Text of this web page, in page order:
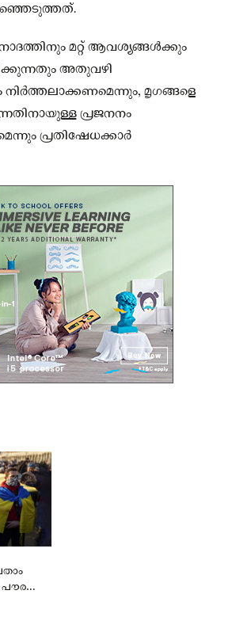
മറ്റ് ആവശ്യങ്ങൾക്കും
അതുവഴി
മൃഗങ്ങളെ
പ്രജനനം
പ്രതിഷേധക്കാർ